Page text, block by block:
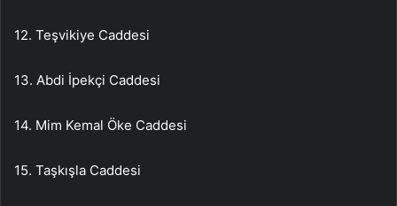
12. Teşvikiye Caddesi
13. Abdi İpekçi Caddesi
14. Mim Kemal Öke Caddesi
15. Taşkışla Caddesi